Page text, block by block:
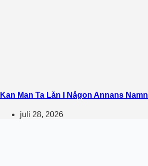
Kan Man Ta Lån I Någon Annans Namn
juli 28, 2026